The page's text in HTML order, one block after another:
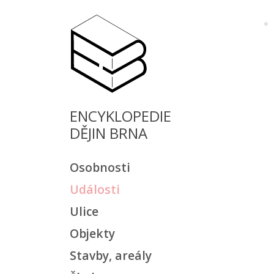
ENCYKLOPEDIE
DĚJIN BRNA
Osobnosti
Události
Ulice
Objekty
Stavby, areály